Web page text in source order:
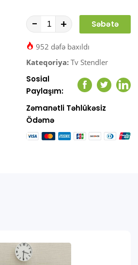
- +
Səbətə
952 dəfə baxıldı
Kateqoriya: Tv Stendler
Sosial
Paylaşım:
Facebook
Twitter
Zəmanətli Təhlükəsiz
Ödəmə